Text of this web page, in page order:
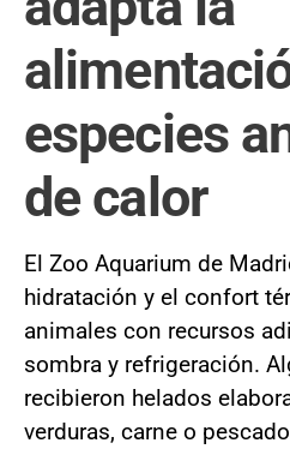
especies
de calor
El Zoo Aquarium de
hidratación y el confort
animales con recursos
sombra y refrigeración.
recibieron helados
verduras, carne o